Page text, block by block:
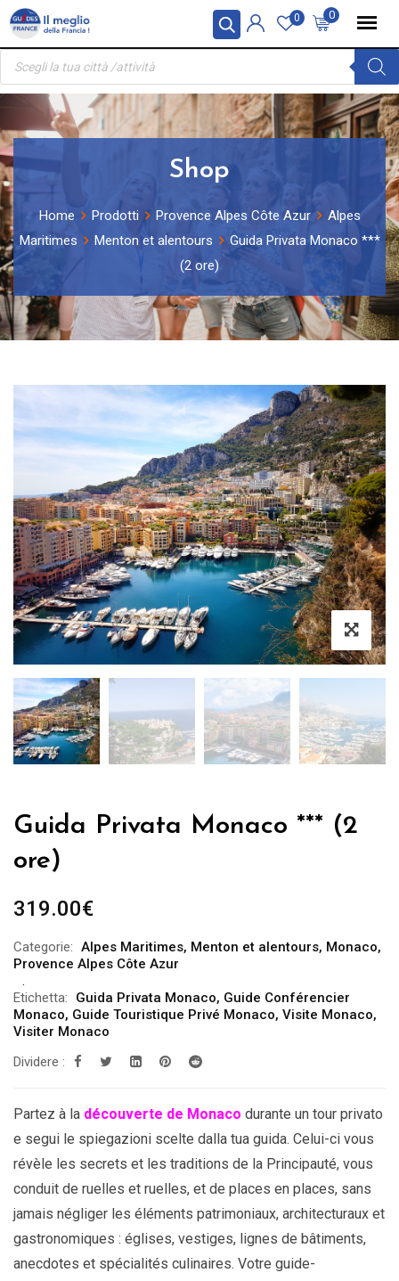
Pannello di gestione dei cookies
Skip
content
0
0
Ricerca
prodotti
Shop
Home Prodotti Provence Alpes Côte Azur
Alpes
Maritimes
Menton et alentours
Guida Privata Monaco ***
(2 ore)
Guida Privata Monaco *** (2
ore)
319.00€
Categorie: Alpes Maritimes, Menton et alentours, Monaco,
Provence Alpes Côte Azur
Etichetta: Guida Privata Monaco, Guide Conférencier
Monaco, Guide Touristique Privé Monaco, Visite Monaco,
Visiter Monaco
Dividere :
Partez à la découverte de Monaco durante un tour privato
e segui le spiegazioni scelte dalla tua guida. Celui-ci vous
révèle les secrets et les traditions de la Principauté, vous
conduit de ruelles et ruelles, et de places en places, sans
jamais négliger les éléments patrimoniaux, architecturaux et
gastronomiques : églises, vestiges, lignes de bâtiments,
anecdotes et spécialités culinaires. Votre guide-